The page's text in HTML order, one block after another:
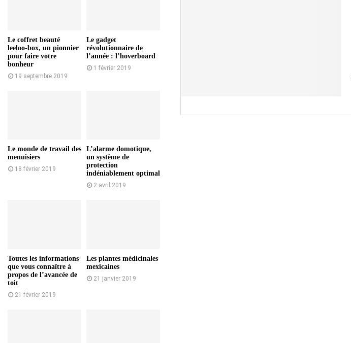
Le coffret beauté
leeloo-box, un pionnier
pour faire votre
bonheur
19 septembre 2019
Le gadget
révolutionnaire de
l’année : l’hoverboard
1 février 2019
Le monde de travail des
menuisiers
18 février 2019
L’alarme domotique,
un système de
protection
indéniablement optimal
2 avril 2019
Toutes les informations
que vous connaître à
propos de l’avancée de
toit
21 février 2019
Les plantes médicinales
mexicaines
21 janvier 2019